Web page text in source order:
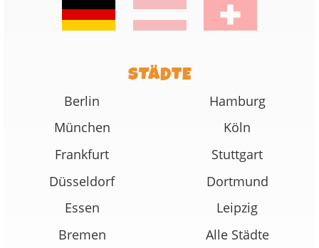
STÄDTE
Berlin
Hamburg
München
Köln
Frankfurt
Stuttgart
Düsseldorf
Dortmund
Essen
Leipzig
Bremen
Alle Städte